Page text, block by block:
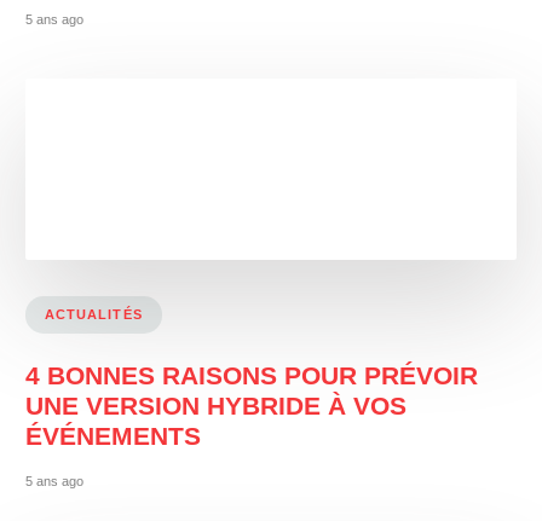
5 ans ago
ACTUALITÉS
4 BONNES RAISONS POUR PRÉVOIR
UNE VERSION HYBRIDE À VOS
ÉVÉNEMENTS
5 ans ago